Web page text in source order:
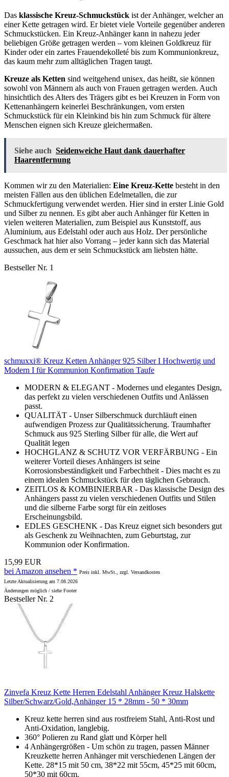
Das klassische Kreuz-Schmuckstück ist der Anhänger, welcher an
einer Kette getragen wird. Er bietet viele Vorteile gegenüber anderen
Schmuckstücken. Ein Kreuz-Anhänger kann in nahezu jeder
beliebigen Größe getragen werden – vom kleinen Goldkreuz für
Kinder oder ein zartes Frauendekolleté bis zum Kommunionkreuz,
das kaum mehr zum alltäglichen Tragen taugt.
Kreuze als Ketten sind weitgehend unisex, das heißt, sie können
sowohl von Männern als auch von Frauen getragen werden. Auch
hinsichtlich des Alters des Trägers gibt es bei Kreuzen in Form von
Kettenanhängern keinerlei Beschränkungen, vom ersten
Schmuckstück für ein Kleinkind bis hin zum Schmuck für ältere
Menschen eignen sich Kreuze gleichermaßen.
Siehe auch Seidenweiche Haut dank dauerhafter
Haarentfernung
Kommen wir zu den Materialien: Eine Kreuz-Kette besteht in den
meisten Fällen aus den üblichen Edelmetallen, die zur
Schmuckfertigung verwendet werden. Hier sind in erster Linie Gold
und Silber zu nennen. Es gibt aber auch Anhänger für Ketten in
vielen weiteren Materialien, zum Beispiel aus Kunststoff, aus
Aluminium, aus Edelstahl oder auch aus Holz. Der persönliche
Geschmack hat hier also Vorrang – jeder kann sich das Material
aussuchen, aus dem er sein Schmuckstück am liebsten hätte.
Bestseller Nr. 1
schmuxxi® Kreuz Ketten Anhänger 925 Silber I Hochwertig und
Modern I für Kommunion Konfirmation Taufe
MODERN & ELEGANT - Modernes und elegantes Design,
das perfekt zu vielen verschiedenen Outfits und Anlässen
passt.
QUALITÄT - Unser Silberschmuck durchläuft einen
aufwendigen Prozess zur Qualitätssicherung. Traumhafter
Schmuck aus 925 Sterling Silber für alle, die Wert auf
Qualität legen
HOCHGLANZ & SCHUTZ VOR VERFÄRBUNG - Ein
weiterer Vorteil dieses Anhängers ist seine
Korrosionsbeständigkeit und Farbechtheit - Dies macht es zu
einem idealen Schmuckstück für den täglichen Gebrauch.
ZEITLOS & KOMBINIERBAR - Das klassische Design des
Anhängers passt zu vielen verschiedenen Outfits und Stilen
und die silberne Farbe sorgt für ein zeitloses
Erscheinungsbild.
EDLES GESCHENK - Das Kreuz eignet sich besonders gut
als Geschenk zu Weihnachten, zum Geburtstag, zur
Kommunion oder Konfirmation.
15,99 EUR
bei Amazon ansehen * Preis inkl. MwSt., zzgl. Versandkosten
Letzte Aktualisierung am 7.08.2026
Änderungen möglich / siehe Footer
Bestseller Nr. 2
Zinvefa Kreuz Kette Herren Edelstahl Anhänger Kreuz Halskette
Silber/Schwarz/Gold,Anhänger 15 * 28mm - 50 * 30mm
Kreuz kette herren sind aus rostfreiem Stahl, Anti-Rost und
Anti-Oxidation, langlebig.
360° Polieren zu Rand glatt und Körper hell
4 Anhängergrößen - Um schön zu tragen, passen Männer
Kreuzkette herren Anhänger mit verschiedenen Längen der
Kette. 28*15 mit 50 cm, 38*22 mit 55cm, 45*25 mit 60cm,
50*30 mit 60cm.